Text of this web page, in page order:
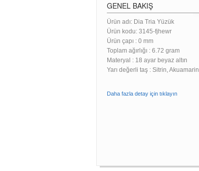
GENEL BAKIŞ
Ürün adı: Dia Tria Yüzük
Ürün kodu: 3145-fjhewr
Ürün çapı : 0 mm
Toplam ağırlığı : 6.72 gram
Materyal : 18 ayar beyaz altın
Yarı değerli taş : Sitrin, Akuamarin
Daha fazla detay için tıklayın